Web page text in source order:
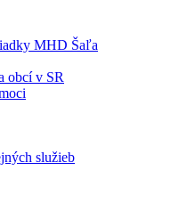
MHD Šaľa
obcí v SR
služieb